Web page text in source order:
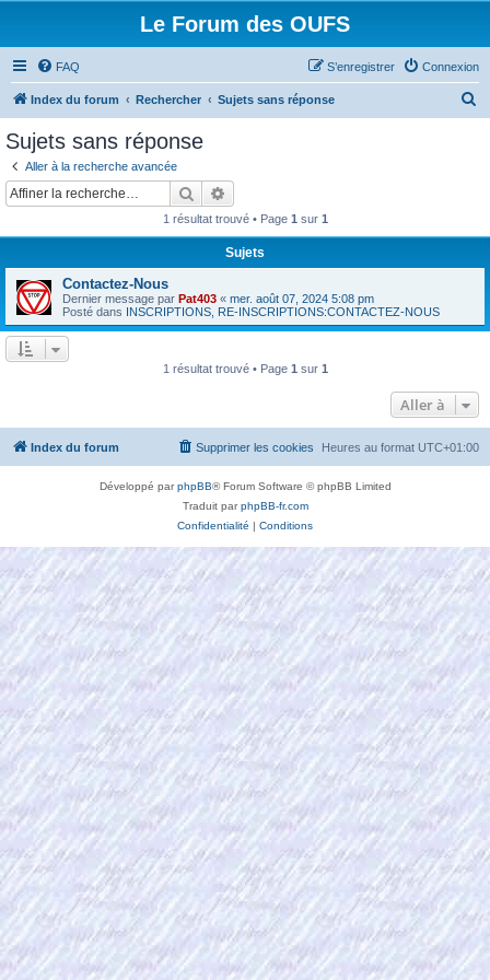
Le Forum des OUFS
FAQ Connexion
S’enregistrer
Index du forum Rechercher Sujets sans réponse
r
Sujets sans réponse
Aller à la recherche avancée
Rechercher
1 résultat trouvé • Page 1 sur 1
Sujets
Contactez-Nous
Dernier message par Pat403 « mer. août 07, 2024 5:08 pm
Posté dans INSCRIPTIONS, RE-INSCRIPTIONS:CONTACTEZ-NOUS
1 résultat trouvé • Page 1 sur 1
Aller à
Index du forum Heures au format UTC+01:00
Supprimer les cookies
Développé parphpBB® Forum Software © phpBB Limited
Traduit parphpBB-fr.com
Confidentialité | Conditions